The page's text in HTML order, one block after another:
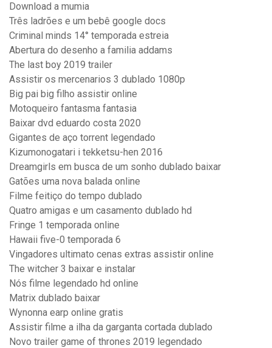
Download a mumia
Três ladrões e um bebê google docs
Criminal minds 14° temporada estreia
Abertura do desenho a familia addams
The last boy 2019 trailer
Assistir os mercenarios 3 dublado 1080p
Big pai big filho assistir online
Motoqueiro fantasma fantasia
Baixar dvd eduardo costa 2020
Gigantes de aço torrent legendado
Kizumonogatari i tekketsu-hen 2016
Dreamgirls em busca de um sonho dublado baixar
Gatões uma nova balada online
Filme feitiço do tempo dublado
Quatro amigas e um casamento dublado hd
Fringe 1 temporada online
Hawaii five-0 temporada 6
Vingadores ultimato cenas extras assistir online
The witcher 3 baixar e instalar
Nós filme legendado hd online
Matrix dublado baixar
Wynonna earp online gratis
Assistir filme a ilha da garganta cortada dublado
Novo trailer game of thrones 2019 legendado